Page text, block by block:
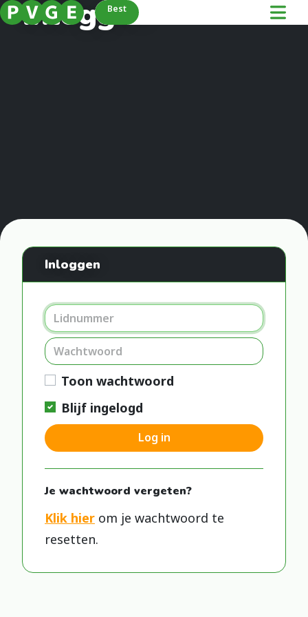
Best
Inloggen
Inloggen
Toon wachtwoord
Blijf ingelogd
Log in
Je wachtwoord vergeten?
Klik hier om je wachtwoord te
resetten.